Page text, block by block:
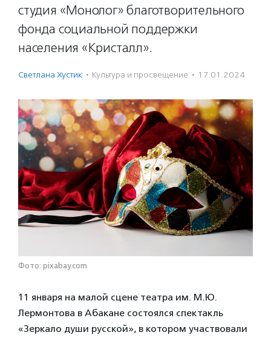
студия «Монолог» благотворительного
фонда социальной поддержки
населения «Кристалл».
Светлана Хустик · Культура и просвещение · 17.01.2024
Фото: pixabay.com
11 января на малой сцене театра им. М.Ю.
Лермонтова в Абакане состоялся спектакль
«Зеркало души русской», в котором участвовали